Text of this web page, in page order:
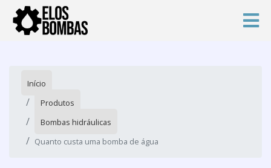
Início
Produtos
Bombas hidráulicas
Quanto custa uma bomba de água